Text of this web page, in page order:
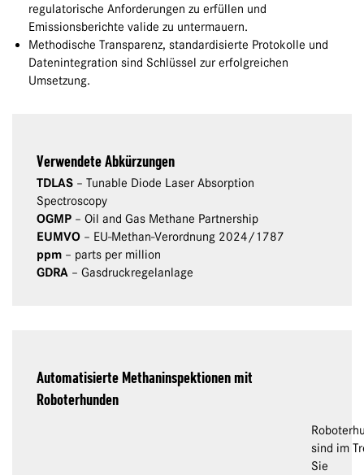
regulatorische Anforderungen zu erfüllen und
Emissionsberichte valide zu untermauern.
Methodische Transparenz, standardisierte Protokolle und
Datenintegration sind Schlüssel zur erfolgreichen
Umsetzung.
Verwendete Abkürzungen
TDLAS – Tunable Diode Laser Absorption
Spectroscopy
OGMP – Oil and Gas Methane Partnership
EUMVO – EU-Methan-Verordnung 2024/1787
ppm – parts per million
GDRA – Gasdruckregelanlage
Automatisierte Methaninspektionen mit
Roboterhunden
sind im
Sie